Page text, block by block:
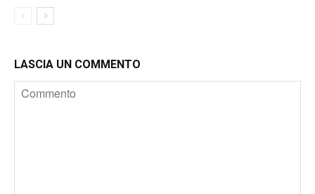
LASCIA UN COMMENTO